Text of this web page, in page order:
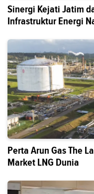
Sinergi Kejati Jatim dan PGN, Perkuat Tata Kelola
Infrastruktur Energi
Perta Arun Gas The
Market LNG Dunia